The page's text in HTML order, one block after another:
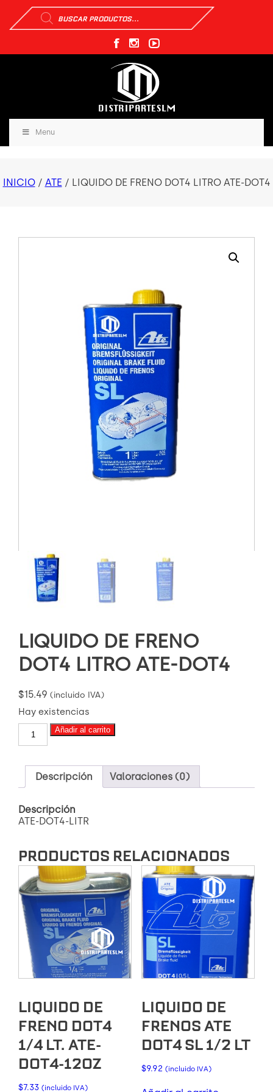
Búsqueda
de
productos
Menu
INICIO/ ATE/ LIQUIDO DE FRENO DOT4 LITRO ATE-DOT4
LIQUIDO DE FRENO
DOT4 LITRO ATE-DOT4
$15.49 (incluido IVA)
Hay existencias
LIQUIDO
DOT4
LITRO
ATE-
cantidad
Añadir al carrito
Descripción Valoraciones (0)
Descripción
ATE-DOT4-LITR
PRODUCTOS RELACIONADOS
LIQUIDO DE
FRENO DOT4
1/4 LT. ATE-
DOT4-12OZ
$7.33 (incluido IVA)
LIQUIDO DE
FRENOS ATE
DOT4 SL 1/2 LT
$9.92 (incluido IVA)